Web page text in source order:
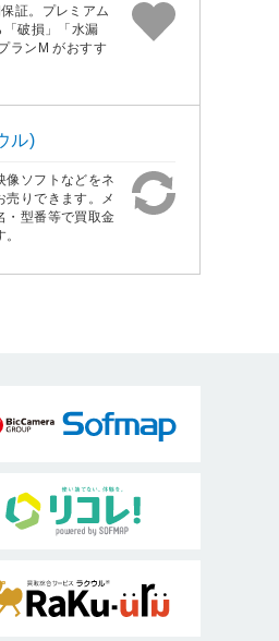
証。プレミアム
破損」「水漏
ランM がおすす
ル)
像ソフトなどをネ
売りできます。メ
・型番等で買取金